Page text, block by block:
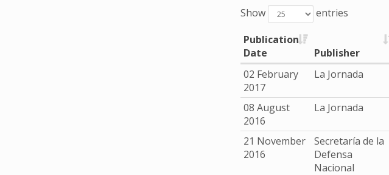
Show entries
Publication
Date
Publisher
02 February
2017
La Jornada
08 August
2016
La Jornada
21 November
2016
Secretaría de la
Defensa
Nacional